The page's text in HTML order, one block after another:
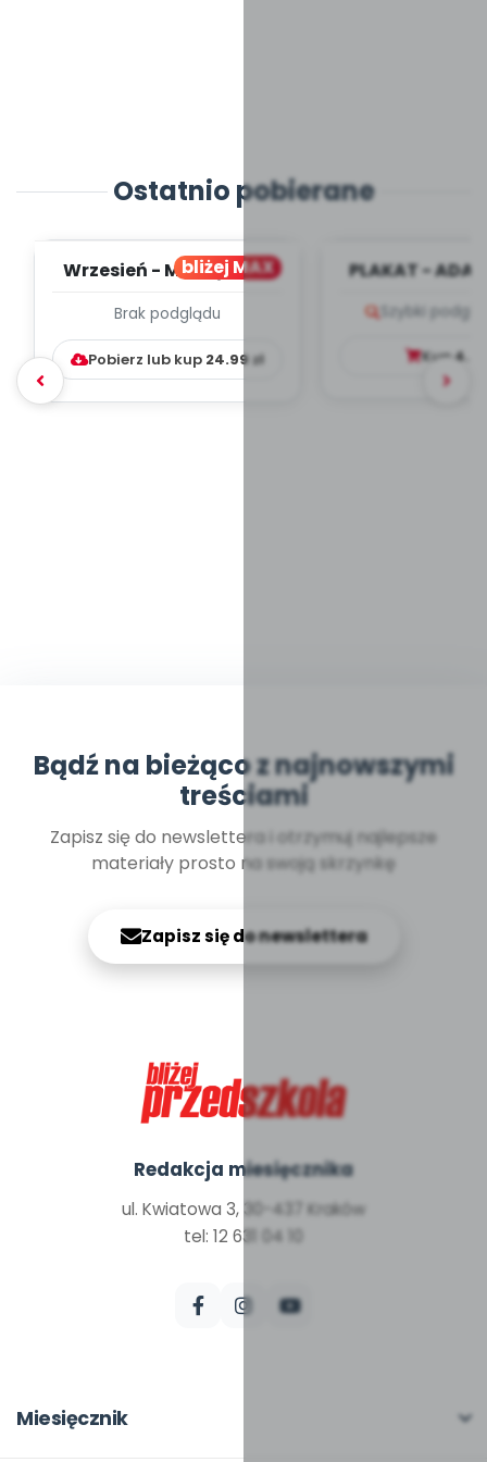
Ostatnio pobierane
bliżej MAX
Wrzesień - MIESIĘCZNY
WYCHOWAWCZO –
DYDAKTYC...
Brak podglądu
Pobierz lub kup 24.99 zł
PLAKAT -
Szybki
Kup
Bądź na bieżąco z najnowszymi
treściami
Zapisz się do newslettera i otrzymuj najlepsze
materiały prosto na swoją skrzynkę
Zapisz się do newslettera
Redakcja miesięcznika
ul. Kwiatowa 3, 30-437 Kraków
tel: 12 631 04 10
Miesięcznik